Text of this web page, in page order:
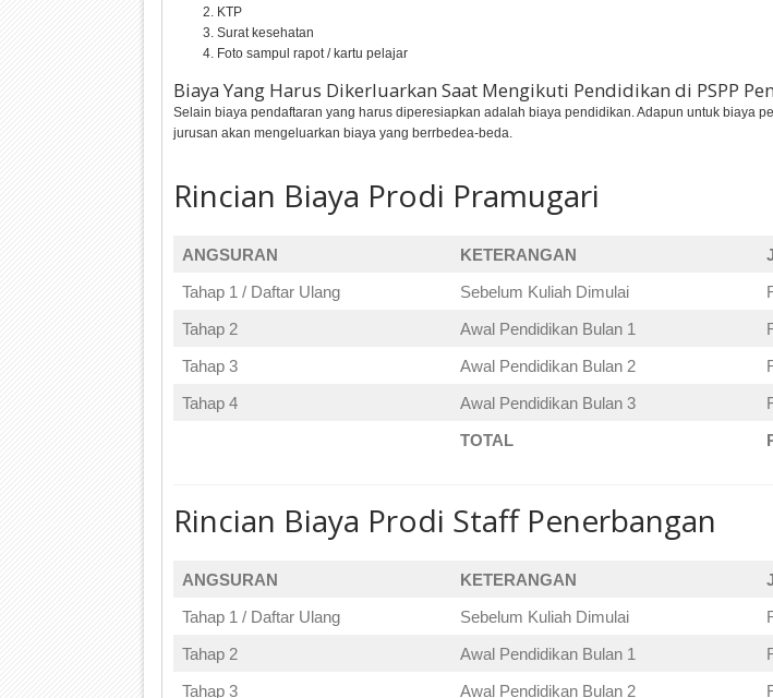
KTP
Surat kesehatan
Foto sampul rapot / kartu pelajar
Biaya Yang Harus Dikerluarkan Saat Mengikuti Pendidikan di PSPP
Selain biaya pendaftaran yang harus diperesiapkan adalah biaya pendidikan. Adapun untuk biaya
jurusan akan mengeluarkan biaya yang berrbedea-beda.
Rincian Biaya Prodi Pramugari
ANGSURAN KETERANGAN
Tahap 1 / Daftar Ulang
Sebelum Kuliah Dimulai
Tahap 2
Awal Pendidikan Bulan 1
Tahap 3
Awal Pendidikan Bulan 2
Tahap 4
Awal Pendidikan Bulan 3
TOTAL
Rincian Biaya Prodi Staff Penerbangan
ANGSURAN KETERANGAN
Tahap 1 / Daftar Ulang
Sebelum Kuliah Dimulai
Tahap 2
Awal Pendidikan Bulan 1
Tahap 3
Awal Pendidikan Bulan 2